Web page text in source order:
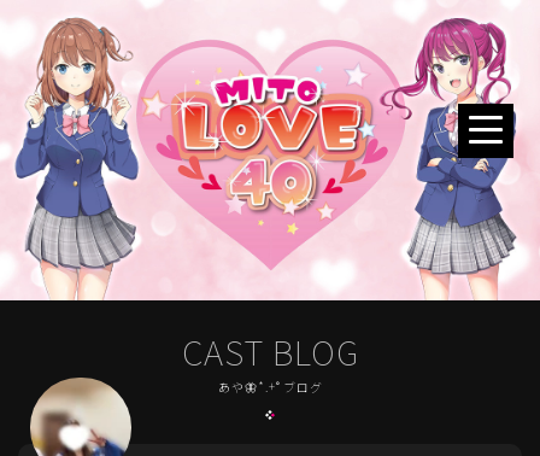
CAST BLOG
あや🦋*.+ﾟブログ